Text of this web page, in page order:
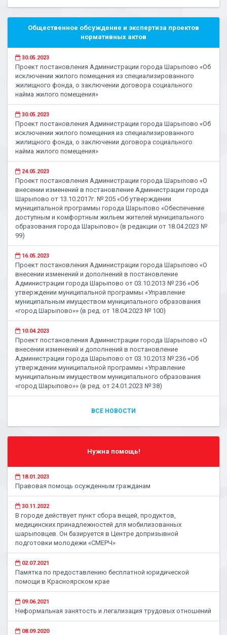
Общественное обсуждение и экспертиза проектов
нормативных актов
30.05.2023
Проект постановления Администрации города Шарыпово «Об
исключении жилого помещения из специализированного
жилищного фонда, о заключении договора социального
найма жилого помещения»
30.05.2023
Проект постановления Администрации города Шарыпово «Об
исключении жилого помещения из специализированного
жилищного фонда, о заключении договора социального
найма жилого помещения»
24.05.2023
Проект постановления Администрации города Шарыпово «О
внесении изменений в постановление Администрации города
Шарыпово от 13.10.2017г. № 205 «Об утверждении
муниципальной программы города Шарыпово «Обеспечение
доступным и комфортным жильем жителей муниципального
образования города Шарыпово» (в редакции от 18.04.2023 №
99)
16.05.2023
Проект постановления Администрации города Шарыпово «О
внесении изменений и дополнений в постановление
Администрации города Шарыпово от 03.10.2013 № 236 «Об
утверждении муниципальной программы «Управление
муниципальным имуществом муниципального образования
«город Шарыпово»» (в ред. от 18.04.2023 № 100)
10.04.2023
Проект постановления Администрации города Шарыпово «О
внесении изменений и дополнений в постановление
Администрации города Шарыпово от 03.10.2013 № 236 «Об
утверждении муниципальной программы «Управление
муниципальным имуществом муниципального образования
«город Шарыпово»» (в ред. от 24.01.2023 № 38)
ВСЕ НОВОСТИ
Нужна помощь!
18.01.2023
Правовая помощь осужденным гражданам
30.11.2022
В городе действует пункт сбора вещей, продуктов,
медицинских принадлежностей для мобилизованных
шарыповцев. Он базируется в Центре допризывной
подготовки молодежи «СМЕРЧ»
02.07.2021
Памятка по предоставлению бесплатной юридической
помощи в Красноярском крае
09.06.2021
Неформальная занятость и легализация трудовых отношений
08.09.2020